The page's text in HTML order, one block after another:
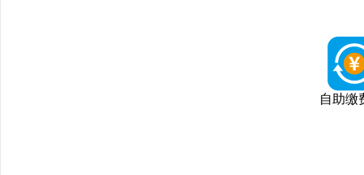
自助缴